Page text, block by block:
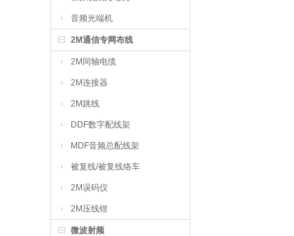
音频光端机
2M通信专网布线
2M同轴电缆
2M连接器
2M跳线
DDF数字配线架
MDF音频总配线架
被复线/被复线络车
2M误码仪
2M压线钳
微波射频